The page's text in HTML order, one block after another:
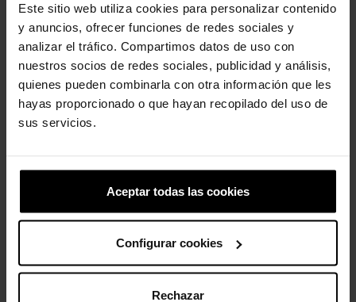
Este sitio web utiliza cookies para personalizar contenido
y anuncios, ofrecer funciones de redes sociales y
analizar el tráfico. Compartimos datos de uso con
nuestros socios de redes sociales, publicidad y análisis,
quienes pueden combinarla con otra información que les
hayas proporcionado o que hayan recopilado del uso de
sus servicios.
Aceptar todas las cookies
Configurar cookies
Rechazar
Zuecos de mujer Stomp
Lined W
89,90 € 71,92 €